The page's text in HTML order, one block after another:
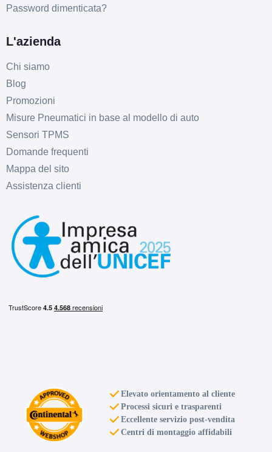
Password dimenticata?
L'azienda
Chi siamo
Blog
Promozioni
Misure Pneumatici in base al modello di auto
Sensori TPMS
Domande frequenti
Mappa del sito
Assistenza clienti
Elevato orientamento al cliente
Processi sicuri e trasparenti
Eccellente servizio post-vendita
Centri di montaggio affidabili